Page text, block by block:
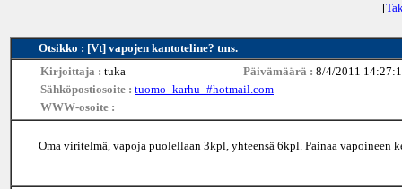
[
Otsikko : [Vt] vapojen kantoteline? tms.
Kirjoittaja : tuka Päivämäärä : 8/4/2011
Sähköpostiosoite : tuomo_karhu_#hotmail.com
WWW-osoite :
Oma viritelmä, vapoja puolellaan 3kpl, yhteensä 6kpl. Painaa vapoineen